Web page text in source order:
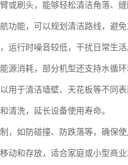
或刷头，能够轻松清洁角落、缝
功能，可以规划清洁路线，避免
运行时噪音较低，干扰日常生活
源消耗，部分机型还支持水循环
用于清洁墙壁、天花板等不同表
清洗，延长设备使用寿命。
，如防碰撞、防跌落等，确保使
动和存放，适合家庭或小型商业